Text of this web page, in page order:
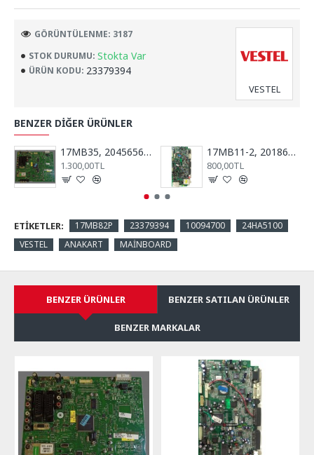
STOK DURUMU: Stokta Var
ÜRÜN KODU: 23379394
VESTEL
GÖRÜNTÜLENME: 3187
BENZER DIĞER ÜRÜNLER
17MB35, 20456565, RTV40781, REGAL, VESTEL, ANA KART, MAİN BOARD
1.300,00TL
17MB11-2, 20186813, 10033547, Anakart, Main Board, VESTEL, Millenium, 32''
800,00TL
ETIKETLER: 17MB82P 23379394 10094700
24HA5100
VESTEL
ANAKART MAİNBOARD
BENZER ÜRÜNLER BENZER SATILAN ÜRÜNLER
BENZER MARKALAR